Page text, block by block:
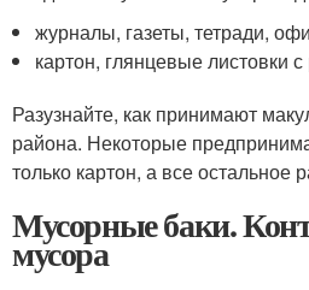
журналы, газеты, тетради,
картон, глянцевые листовки
Разузнайте, как принимают
района. Некоторые
только картон, а все остальное
Мусорные баки.
мусора